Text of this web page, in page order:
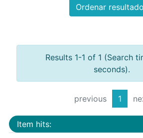
Ordenar
Results 1-1 of 1 (Search
seconds).
previous 1
Item hits: